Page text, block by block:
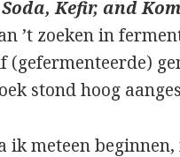
Soda, Kefir, and
’t zoeken in
(gefermenteerde)
stond hoog
ik meteen